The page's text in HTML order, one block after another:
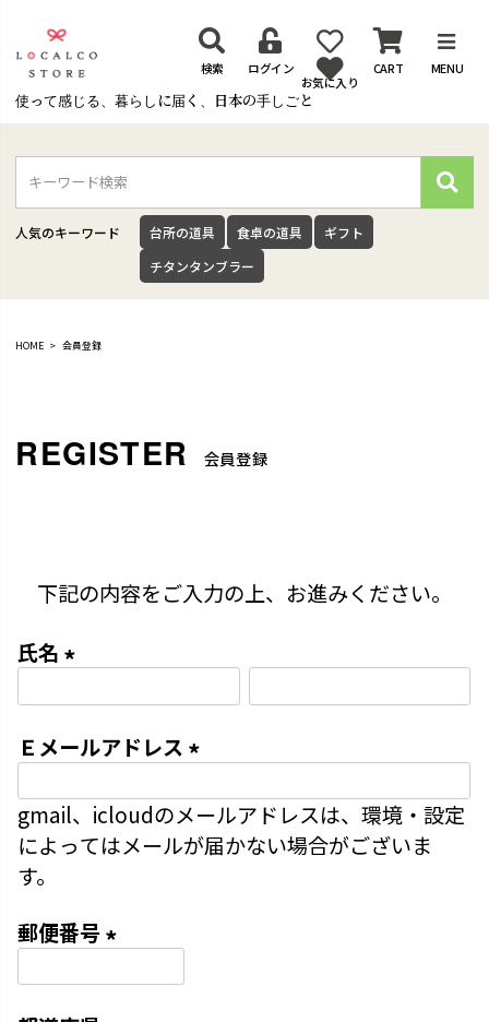
使って感じる、暮らしに届く、日本の手しごと
検索
ログイン
お気に入り
CART MENU
検
索
人気のキーワード 台所の道具 食卓の道具
ギフト
チタンタンブラー
HOME 会員登録
会員登録
下記の内容をご入力の上、お進みください。
氏名
須
Ｅメールアドレス
必
須
gmail、icloudのメールアドレスは、環境・設定
によってはメールが届かない場合がございま
す。
郵便番号